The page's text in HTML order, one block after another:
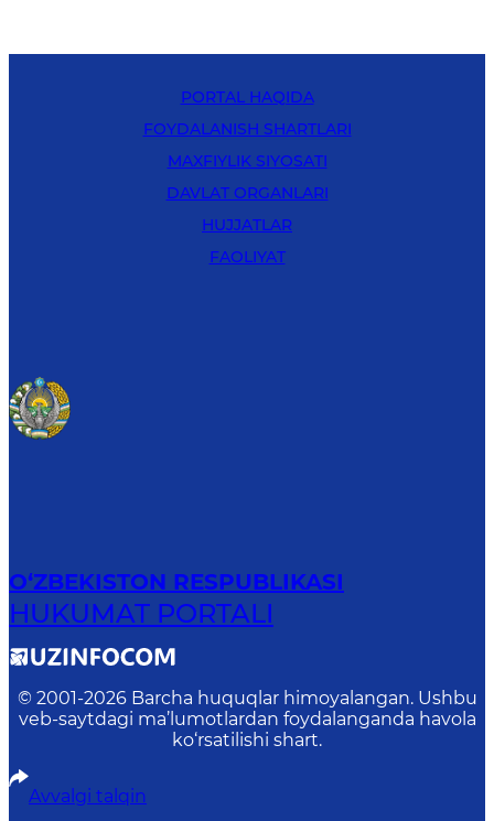
PORTAL HAQIDA
FOYDALANISH SHARTLARI
MAXFIYLIK SIYOSATI
DAVLAT ORGANLARI
HUJJATLAR
FAOLIYAT
O‘ZBEKISTON RESPUBLIKASI
HUKUMAT PORTALI
© 2001-2026 Barcha huquqlar himoyalangan. Ushbu
veb-saytdagi ma’lumotlardan foydalanganda havola
ko‘rsatilishi shart.
Avvalgi talqin